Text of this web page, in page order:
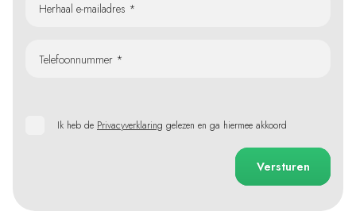
Herhaal e-mailadres *
Telefoonnummer *
Ik heb de Privacyverklaring gelezen en ga hiermee akkoord
Versturen